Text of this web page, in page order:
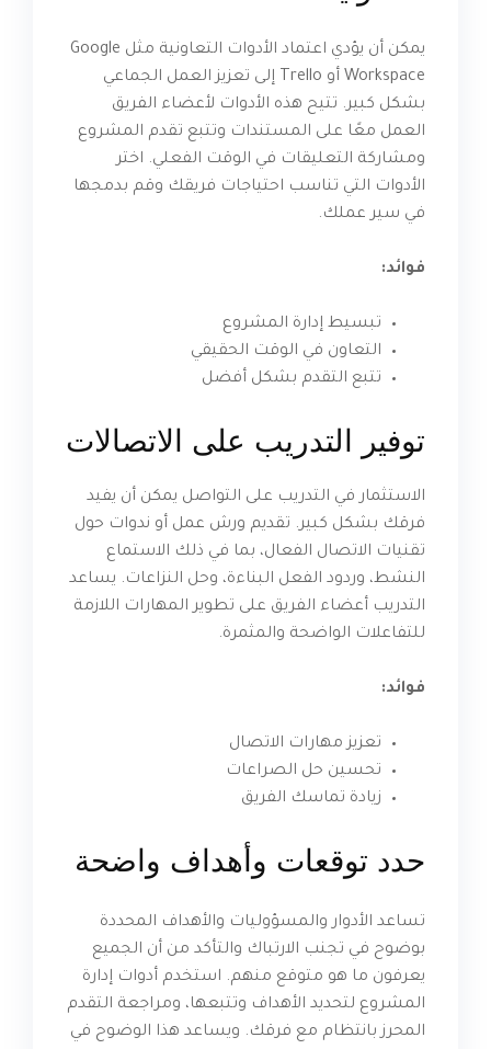
يمكن أن يؤدي اعتماد الأدوات التعاونية مثل Google
Workspace أو Trello إلى تعزيز العمل الجماعي
بشكل كبير. تتيح هذه الأدوات لأعضاء الفريق
العمل معًا على المستندات وتتبع تقدم المشروع
ومشاركة التعليقات في الوقت الفعلي. اختر
الأدوات التي تناسب احتياجات فريقك وقم بدمجها
في سير عملك.
فوائد:
تبسيط إدارة المشروع
التعاون في الوقت الحقيقي
تتبع التقدم بشكل أفضل
توفير التدريب على الاتصالات
الاستثمار في التدريب على التواصل يمكن أن يفيد
فرقك بشكل كبير. تقديم ورش عمل أو ندوات حول
تقنيات الاتصال الفعال، بما في ذلك الاستماع
النشط، وردود الفعل البناءة، وحل النزاعات. يساعد
التدريب أعضاء الفريق على تطوير المهارات اللازمة
للتفاعلات الواضحة والمثمرة.
فوائد:
تعزيز مهارات الاتصال
تحسين حل الصراعات
زيادة تماسك الفريق
حدد توقعات وأهداف واضحة
تساعد الأدوار والمسؤوليات والأهداف المحددة
بوضوح في تجنب الارتباك والتأكد من أن الجميع
يعرفون ما هو متوقع منهم. استخدم أدوات إدارة
المشروع لتحديد الأهداف وتتبعها، ومراجعة التقدم
المحرز بانتظام مع فرقك. ويساعد هذا الوضوح في